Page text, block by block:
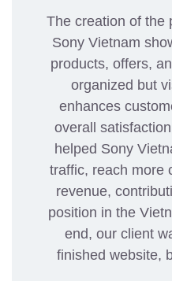
The creation of the
Sony Vietnam
products, offers,
organized but
enhances
overall
helped Sony
traffic, reach more
revenue,
position in the
end, our client
finished website,